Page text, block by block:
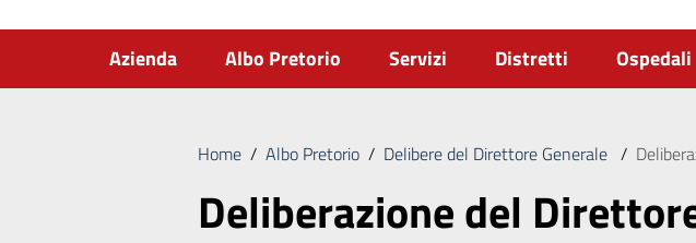
Submenu
Azienda Albo Pretorio Servizi Distretti Ospedali
Home / Albo Pretorio / Delibere del Direttore Generale /
Deliberazione del